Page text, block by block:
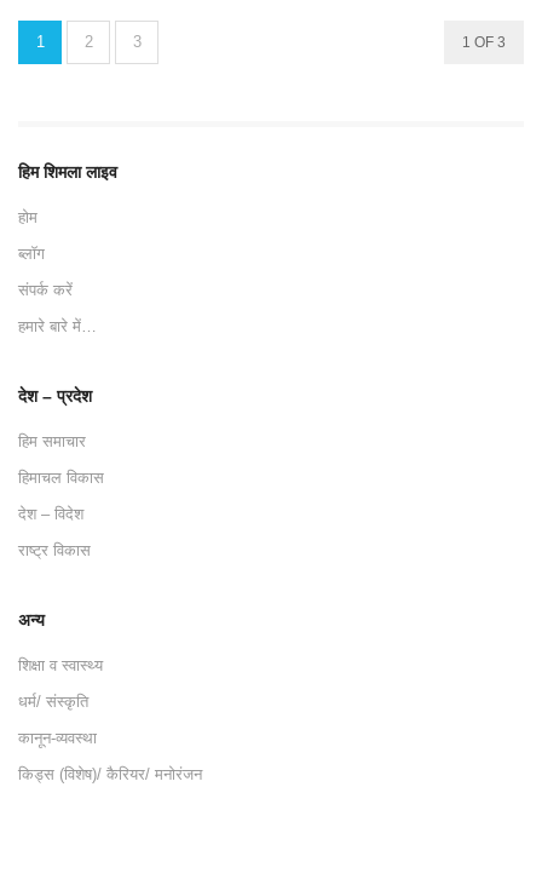
1 2 3 1 OF 3
हिम शिमला लाइव
होम
ब्लॉग
संपर्क करें
हमारे बारे में…
देश – प्रदेश
हिम समाचार
हिमाचल विकास
देश – विदेश
राष्ट्र विकास
अन्य
शिक्षा व स्वास्थ्य
धर्म/ संस्कृति
कानून-व्यवस्था
किड्स (विशेष)/ कैरियर/ मनोरंजन